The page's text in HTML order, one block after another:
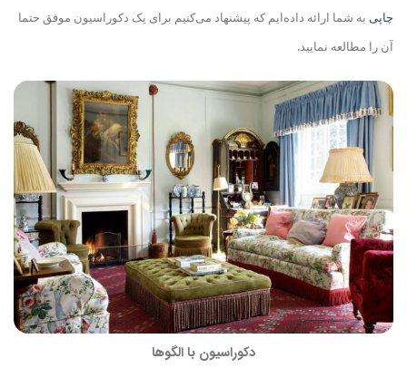
چاپی به شما ارائه داده‌ایم که پیشنهاد می‌کنیم برای یک دکوراسیون موفق حتما
آن را مطالعه نمایید.
دکوراسیون با الگوها